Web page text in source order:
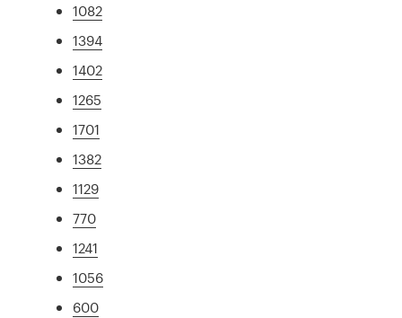
1082
1394
1402
1265
1701
1382
1129
770
1241
1056
600